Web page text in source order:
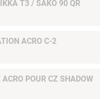
T3 / SAKO 90 QR
ACRO C-2
POUR CZ SHADOW